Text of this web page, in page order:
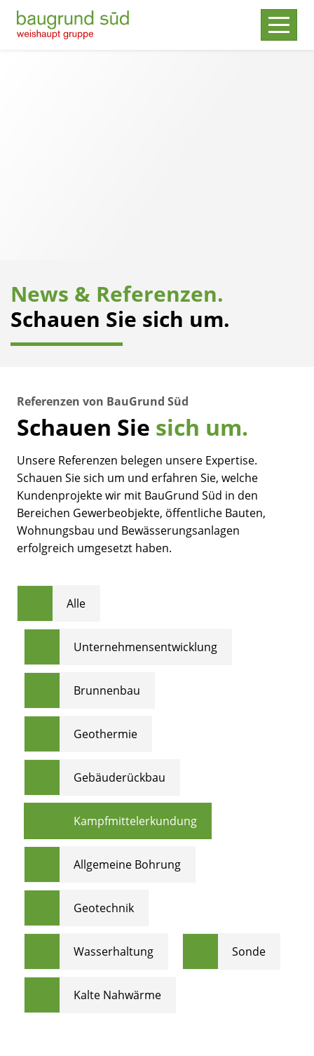
News & Referenzen.
Schauen Sie sich um.
Referenzen von BauGrund Süd
Schauen Sie sich um.
Unsere Referenzen belegen unsere Expertise.
Schauen Sie sich um und erfahren Sie, welche
Kundenprojekte wir mit BauGrund Süd in den
Bereichen Gewerbeobjekte, öffentliche Bauten,
Wohnungsbau und Bewässerungsanlagen
erfolgreich umgesetzt haben.
Alle
Unternehmensentwicklung
Brunnenbau
Geothermie
Gebäuderückbau
Kampfmittelerkundung
Allgemeine Bohrung
Geotechnik
Wasserhaltung Sonde
Kalte Nahwärme